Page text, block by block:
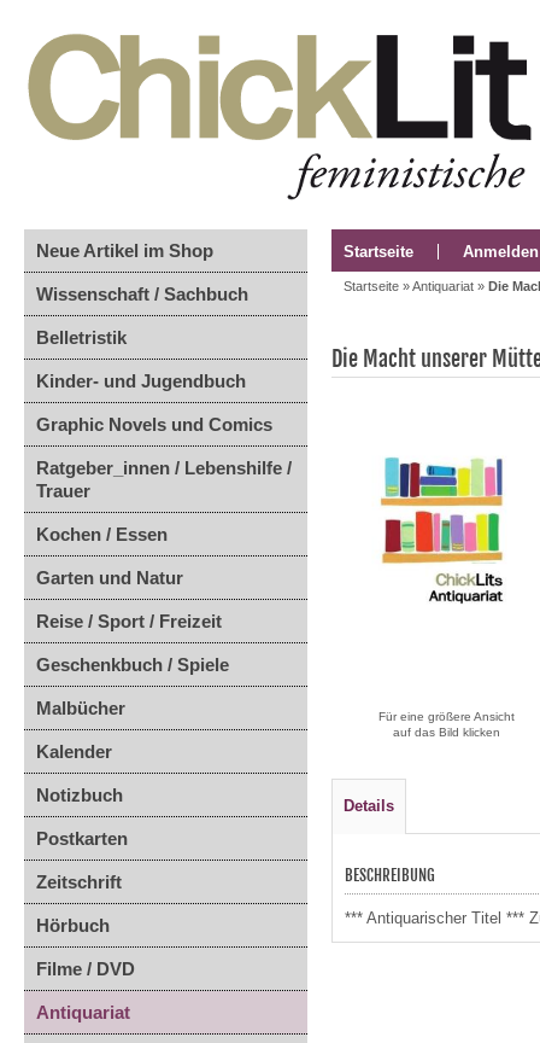
Neue Artikel im Shop
Wissenschaft / Sachbuch
Belletristik
Kinder- und Jugendbuch
Graphic Novels und Comics
Ratgeber_innen / Lebenshilfe /
Trauer
Kochen / Essen
Garten und Natur
Reise / Sport / Freizeit
Geschenkbuch / Spiele
Malbücher
Kalender
Notizbuch
Postkarten
Zeitschrift
Hörbuch
Filme / DVD
Antiquariat
Startseite Anmelden
Startseite »Antiquariat » Die
Die Macht unserer
Für eine größere Ansicht
auf das Bild klicken
Details
BESCHREIBUNG
*** Antiquarischer Titel ***